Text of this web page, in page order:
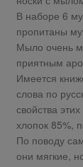
В наборе 6
пропитаны
Мыло очень
приятным
Имеется
слова по
свойства
хлопок 85%,
По поводу
они мягкие,